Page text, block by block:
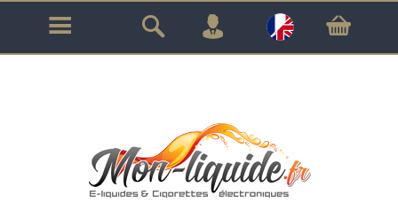
GARANTIE À VIE SUR TOUT LE MATÉRIEL
!!!